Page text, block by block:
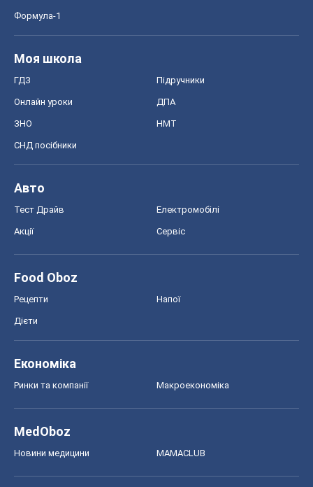
Формула-1
Моя школа
ГДЗ Підручники
Онлайн уроки ДПА
ЗНО НМТ
СНД посібники
Авто
Тест Драйв Електромобілі
Акції Сервіс
Food Oboz
Рецепти Напої
Дієти
Економіка
Ринки та компанії Макроекономіка
MedOboz
Новини медицини MAMACLUB